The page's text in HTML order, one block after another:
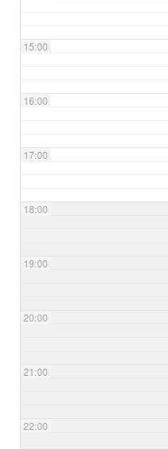
15:00
16:00
17:00
18:00
19:00
20:00
21:00
22:00